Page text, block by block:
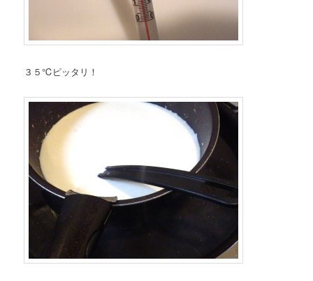
３５℃ピッタリ！